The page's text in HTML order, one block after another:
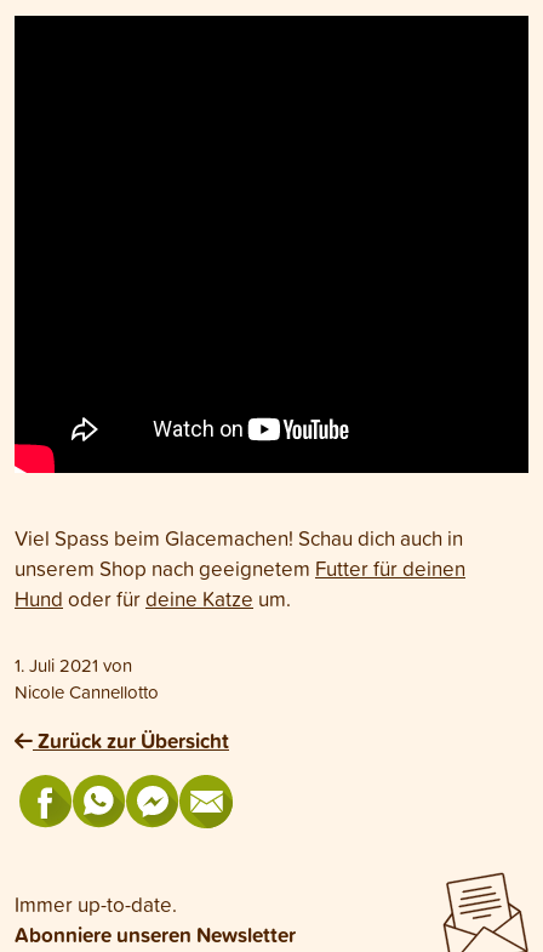
Viel Spass beim Glacemachen! Schau dich auch in
unserem Shop nach geeignetem Futter für deinen
Hund oder fürdeine Katze um.
1. Juli 2021 von
Nicole Cannellotto
Zurück zur Übersicht
Immer up-to-date.
Abonniere unseren Newsletter